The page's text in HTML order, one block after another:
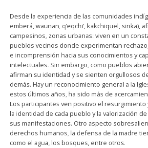
Desde la experiencia de las comunidades
emberá, waunan, q’eqchi’, kakchiquel, sinka),
campesinos, zonas urbanas: viven en un
pueblos vecinos donde experimentan
e incomprensión hacia sus conocimientos y
intelectuales. Sin embargo, como pueblos
afirman su identidad y se sienten orgullosos
demás. Hay un reconocimiento general a la
estos últimos años, ha sido más de
Los participantes ven positivo el
la identidad de cada pueblo y la valorización
sus manifestaciones. Otro aspecto
derechos humanos, la defensa de la madre
como el agua, los bosques, entre otros.